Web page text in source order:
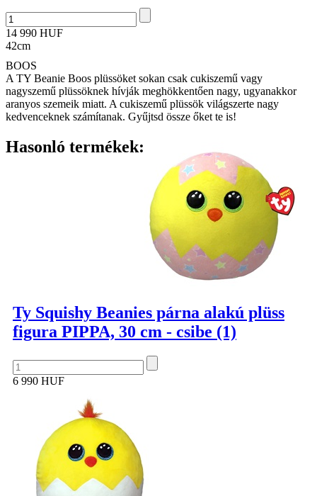
14 990 HUF
42cm
BOOS
A TY Beanie Boos plüssöket sokan csak cukiszemű vagy
nagyszemű plüssöknek hívják meghökkentően nagy, ugyanakkor
aranyos szemeik miatt. A cukiszemű plüssök világszerte nagy
kedvenceknek számítanak. Gyűjtsd össze őket te is!
Hasonló termékek:
Ty Squishy Beanies párna alakú plüss
figura PIPPA, 30 cm - csibe (1)
6 990 HUF